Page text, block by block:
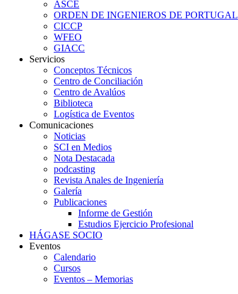
ASCE
ORDEN DE INGENIEROS DE PORTUGAL
CICCP
WFEO
GIACC
Servicios
Conceptos Técnicos
Centro de Conciliación
Centro de Avalúos
Biblioteca
Logística de Eventos
Comunicaciones
Noticias
SCI en Medios
Nota Destacada
podcasting
Revista Anales de Ingeniería
Galería
Publicaciones
Informe de Gestión
Estudios Ejercicio Profesional
HÁGASE SOCIO
Eventos
Calendario
Cursos
Eventos – Memorias